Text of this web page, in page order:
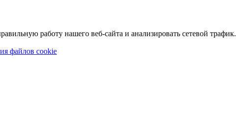
работу нашего веб-сайта и анализировать сетевой трафик.
файлов cookie